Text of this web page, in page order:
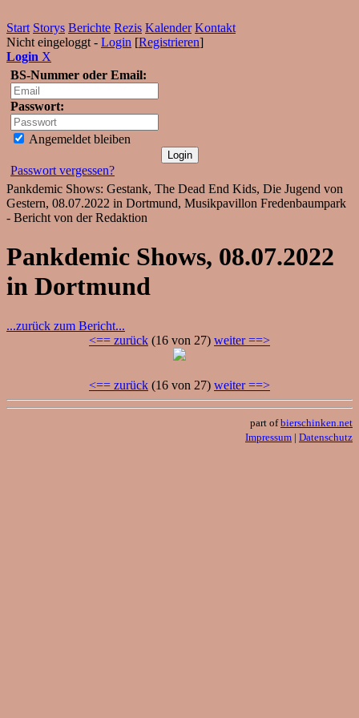
Start Storys Berichte Rezis Kalender Kontakt
Nicht eingeloggt - Login [Registrieren]
Login X
BS-Nummer oder Email:
Passwort:
Angemeldet bleiben
Passwort vergessen?
Pankdemic Shows: Gestank, The Dead End Kids, Die Jugend von
Gestern, 08.07.2022 in Dortmund, Musikpavillon Fredenbaumpark
- Bericht von der Redaktion
Pankdemic Shows, 08.07.2022
in Dortmund
...zurück zum Bericht...
<== zurück (16 von 27) weiter ==>
<== zurück (16 von 27) weiter ==>
part ofbierschinken.net
Impressum | Datenschutz